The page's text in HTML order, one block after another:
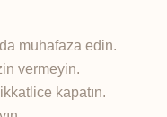
muhafaza edin.
vermeyin.
kapatın.